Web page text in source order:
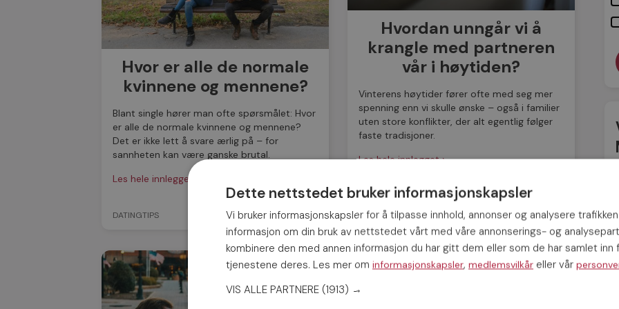
Hvordan unngår vi å
krangle med partneren
vår i høytiden?
Vinterens høytider fører ofte med seg mer
spenning enn vi skulle ønske – også i familier
uten store konflikter, der alt egentlig følger
faste tradisjoner.
Les hele innlegget ›
DATINGTIPS
Hvor er alle de normale
kvinnene og mennene?
Blant single hører man ofte spørsmålet: Hvor
er alle de normale kvinnene og mennene?
Det er ikke lett å svare ærlig på – for
sannheten kan være ganske brutal.
Les hele innlegget ›
DATINGTIPS 27 NOV
Dette nettstedet bruker informasjonskapsler
Vi bruker informasjonskapsler for å tilpasse innhold, annonser og analysere
informasjon om din bruk av nettstedet vårt med våre annonserings- og
kombinere den med annen informasjon du har gitt dem eller som de har samlet inn
tjenestene deres. Les mer om informasjonskapsler, medlemsvilkår eller vår
VIS ALLE PARTNERE (1913) →